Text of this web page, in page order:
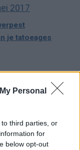
Personal
third parties, or
for
below opt-out
2017
je tatoeages
Rooij barst
Marokko